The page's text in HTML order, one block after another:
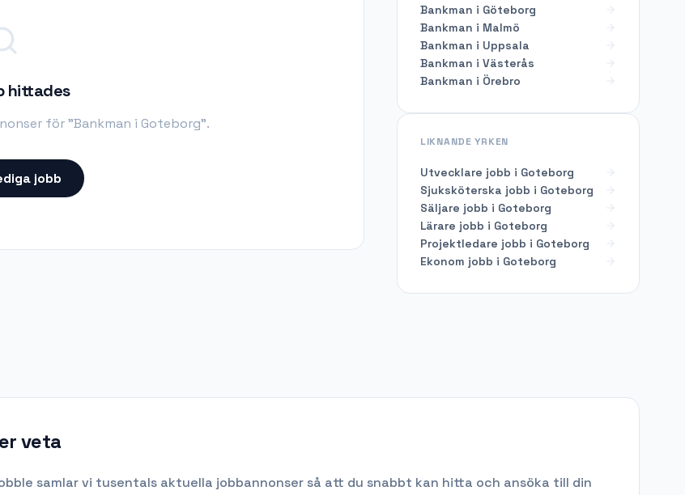
hittades
för "Bankman i Goteborg".
jobb
Bankman i Göteborg
Bankman i Malmö
Bankman i Uppsala
Bankman i Västerås
Bankman i Örebro
LIKNANDE YRKEN
Utvecklare jobb i Goteborg
Sjuksköterska jobb i Goteborg
Säljare jobb i Goteborg
Lärare jobb i Goteborg
Projektledare jobb i Goteborg
Ekonom jobb i Goteborg
veta
samlar vi tusentals aktuella jobbannonser så att du snabbt kan hitta och ansöka till din